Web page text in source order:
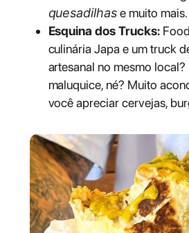
quesadilhas e muito mais.
Esquina dos Trucks:
culinária Japa e um truck
artesanal no mesmo local?
maluquice, né? Muito
você apreciar cervejas,